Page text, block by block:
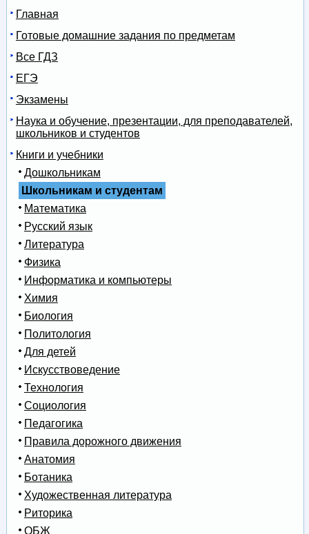
Главная
Готовые домашние задания по предметам
Все ГДЗ
ЕГЭ
Экзамены
Наука и обучение, презентации, для преподавателей,
школьников и студентов
Книги и учебники
Дошкольникам
Школьникам и студентам
Математика
Русский язык
Литература
Физика
Информатика и компьютеры
Химия
Биология
Политология
Для детей
Искусствоведение
Технология
Социология
Педагогика
Правила дорожного движения
Анатомия
Ботаника
Художественная литература
Риторика
ОБЖ